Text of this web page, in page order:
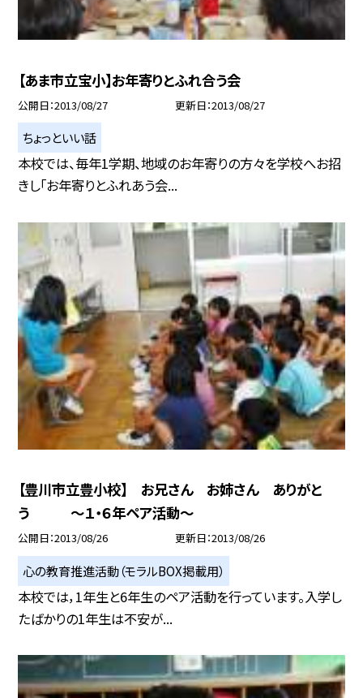
【あま市立宝小】お年寄りとふれ合う会
公開日 2013/08/27 更新日 2013/08/27
ちょっといい話
本校では、毎年1学期、地域のお年寄りの方々を学校へお招
きし「お年寄りとふれあう会...
【豊川市立豊小校】 お兄さん お姉さん ありがと
う 〜１・６年ペア活動〜
公開日 2013/08/26 更新日 2013/08/26
心の教育推進活動（モラルBOX掲載用）
本校では，1年生と6年生のペア活動を行っています。入学し
たばかりの1年生は不安が...